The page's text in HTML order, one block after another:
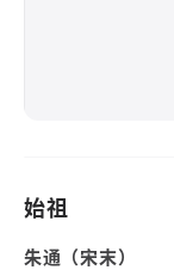
始祖
朱通（宋末）